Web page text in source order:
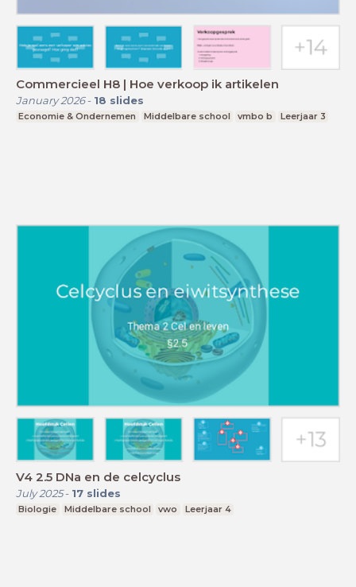
Commercieel H8 | Hoe verkoop ik artikelen
January 2026- 18 slides
Economie & Ondernemen Middelbare school vmbo b Leerjaar 3
V4 2.5 DNa en de celcyclus
July 2025- 17 slides
Biologie Middelbare school vwo Leerjaar 4